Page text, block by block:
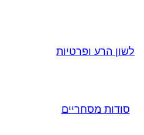
לשון הרע ופרטיות
סודות מסחריים